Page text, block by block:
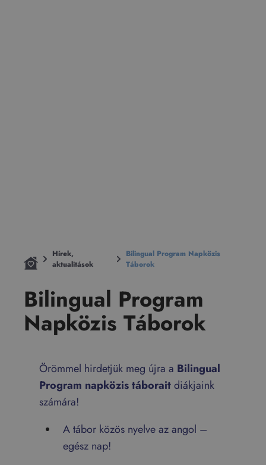
Hírek,
aktualitások
Bilingual Program Napközis
Táborok
Bilingual Program
Napközis Táborok
Örömmel hirdetjük meg újra a Bilingual
Program napközis táboraitdiákjaink
számára!
A tábor közös nyelve az angol –
egész nap!